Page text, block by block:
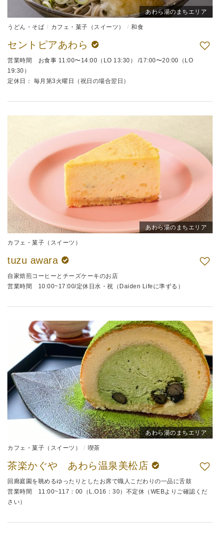
あわら湯のまちエリア
うどん・そば カフェ・菓子（スイーツ） 和食
セントピアあわら
営業時間 お食事 11:00〜14:00（LO 13:30） /17:00〜20:00（LO
19:30）
定休日： 毎月第3火曜日（祝日の場合翌日）
あわら湯のまちエリア
カフェ・菓子（スイーツ）
tuzu awara
自家焙煎コーヒーとチーズケーキのお店
営業時間 10:00~17:00/定休日水・祝（Daiden Lifeに準ずる）
あわら湯のまちエリア
カフェ・菓子（スイーツ） 喫茶
茶楽かぐや あわら温泉美松店
回廊庭園を眺めるゆったりとしたお席で職人こだわりの一品に舌鼓
営業時間 11:00~117：00（L.O16：30）不定休（WEBよりご確認くだ
さい）